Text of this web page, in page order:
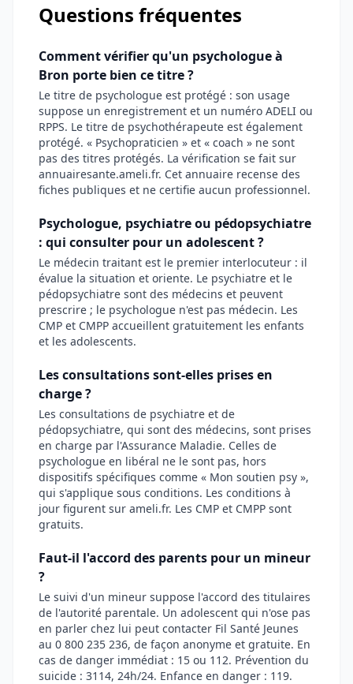
Questions fréquentes
Comment vérifier qu'un psychologue à
Bron porte bien ce titre ?
Le titre de psychologue est protégé : son usage
suppose un enregistrement et un numéro ADELI ou
RPPS. Le titre de psychothérapeute est également
protégé. « Psychopraticien » et « coach » ne sont
pas des titres protégés. La vérification se fait sur
annuairesante.ameli.fr. Cet annuaire recense des
fiches publiques et ne certifie aucun professionnel.
Psychologue, psychiatre ou pédopsychiatre
: qui consulter pour un adolescent ?
Le médecin traitant est le premier interlocuteur : il
évalue la situation et oriente. Le psychiatre et le
pédopsychiatre sont des médecins et peuvent
prescrire ; le psychologue n'est pas médecin. Les
CMP et CMPP accueillent gratuitement les enfants
et les adolescents.
Les consultations sont-elles prises en
charge ?
Les consultations de psychiatre et de
pédopsychiatre, qui sont des médecins, sont prises
en charge par l'Assurance Maladie. Celles de
psychologue en libéral ne le sont pas, hors
dispositifs spécifiques comme « Mon soutien psy »,
qui s'applique sous conditions. Les conditions à
jour figurent sur ameli.fr. Les CMP et CMPP sont
gratuits.
Faut-il l'accord des parents pour un mineur
?
Le suivi d'un mineur suppose l'accord des titulaires
de l'autorité parentale. Un adolescent qui n'ose pas
en parler chez lui peut contacter Fil Santé Jeunes
au 0 800 235 236, de façon anonyme et gratuite. En
cas de danger immédiat : 15 ou 112. Prévention du
suicide : 3114, 24h/24. Enfance en danger : 119.